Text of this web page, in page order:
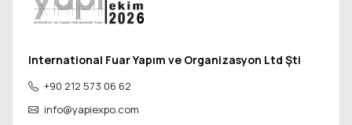
International Fuar Yapım ve Organizasyon Ltd Şti
+90 212 573 06 62
info@yapiexpo.com